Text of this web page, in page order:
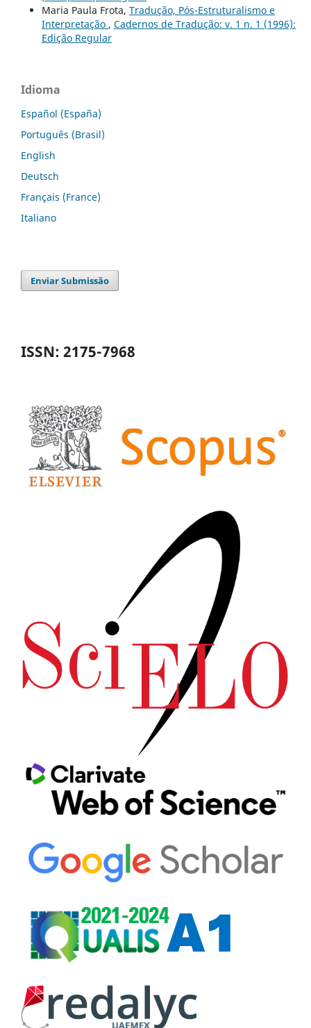
Maria Paula Frota, Tradução, Pós-Estruturalismo e
Interpretação , Cadernos de Tradução: v. 1 n. 1 (1996):
Edição Regular
Idioma
Español (España)
Português (Brasil)
English
Deutsch
Français (France)
Italiano
Enviar Submissão
ISSN: 2175-7968